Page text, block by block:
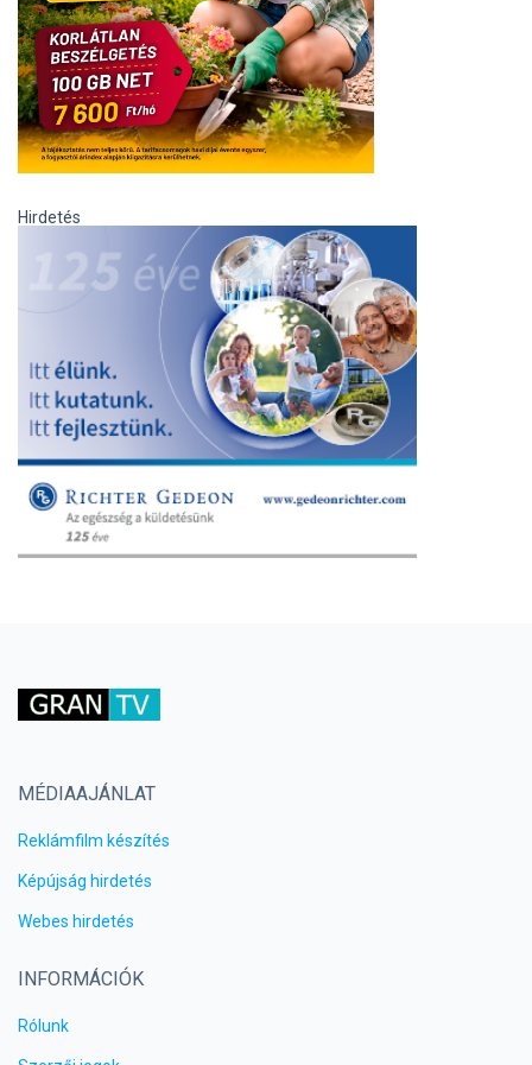
Hirdetés
MÉDIAAJÁNLAT
Reklámfilm készítés
Képújság hirdetés
Webes hirdetés
INFORMÁCIÓK
Rólunk